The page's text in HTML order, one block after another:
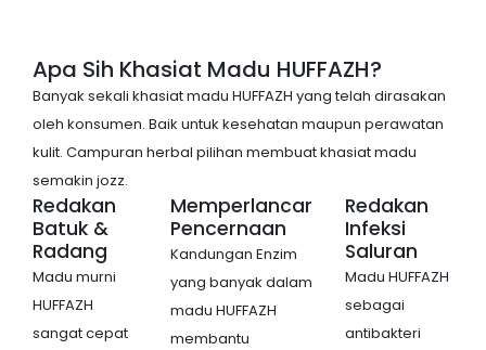
Apa Sih Khasiat Madu HUFFAZH?
Banyak sekali khasiat madu HUFFAZH yang telah dirasakan
oleh konsumen. Baik untuk kesehatan maupun perawatan
kulit. Campuran herbal pilihan membuat khasiat madu
semakin jozz.
Redakan
Batuk &
Radang
Madu murni
HUFFAZH
sangat cepat
Memperlancar
Pencernaan
Kandungan Enzim
yang banyak dalam
madu HUFFAZH
membantu
Redakan
Infeksi
Saluran
Madu HUFFAZH
sebagai
antibakteri